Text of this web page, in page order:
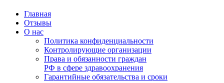
Главная
Отзывы
О нас
Политика конфиденциальности
Контролирующие организации
Права и обязанности граждан
РФ в сфере здравоохранения
Гарантийные обязательства и сроки